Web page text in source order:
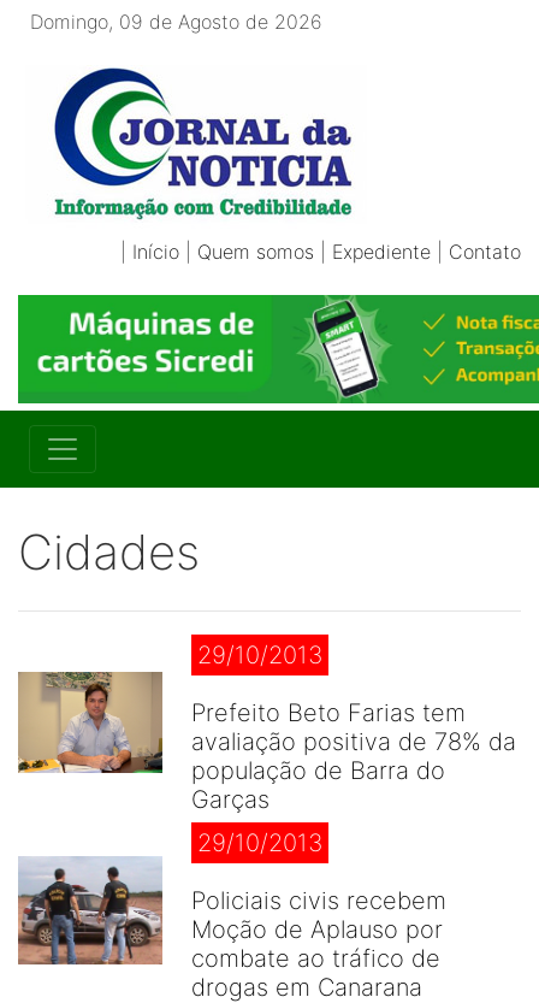
Domingo, 09 de Agosto de 2026
Início Quem somos Expediente Contato
Cidades
29/10/2013
Prefeito Beto Farias tem
avaliação positiva de 78% da
população de Barra do
Garças
29/10/2013
Policiais civis recebem
Moção de Aplauso por
combate ao tráfico de
drogas em Canarana